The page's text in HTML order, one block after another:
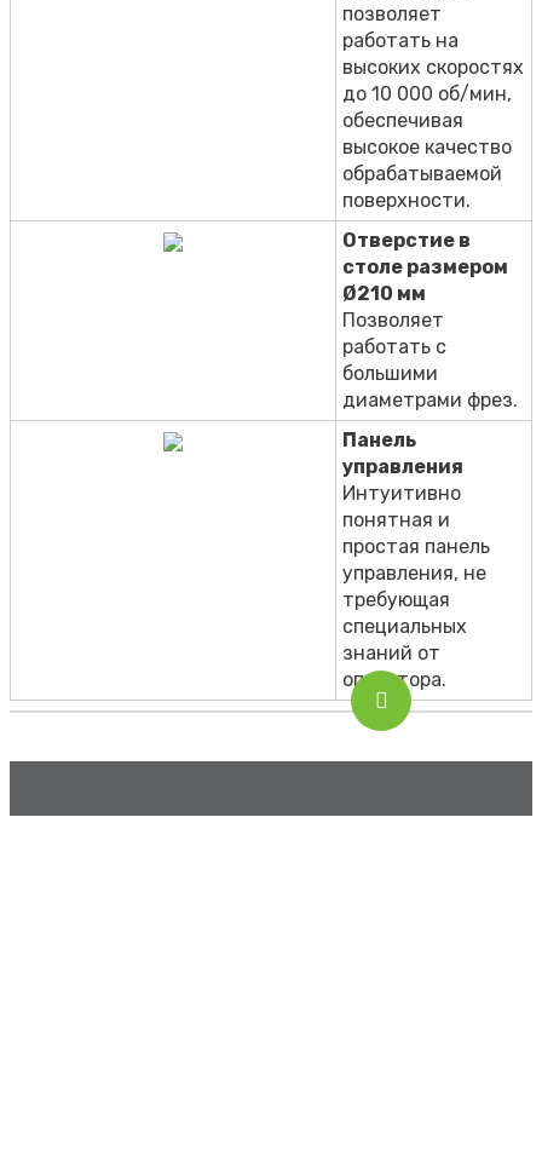
позволяет
работать на
высоких скоростях
до 10 000 об/мин,
обеспечивая
высокое качество
обрабатываемой
поверхности.
Отверстие в
столе размером
Ø210 мм
Позволяет
работать с
большими
диаметрами фрез.
Панель
управления
Интуитивно
понятная и
простая панель
управления, не
требующая
специальных
знаний от
оператора.